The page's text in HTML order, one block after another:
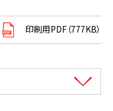
印刷用PDF（777KB）